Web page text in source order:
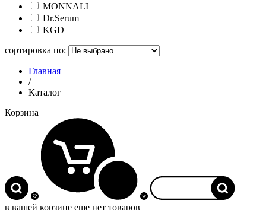
MONNALI
Dr.Serum
KGD
сортировка по:
Главная
/
Каталог
Корзина
в вашей корзине еще нет товаров